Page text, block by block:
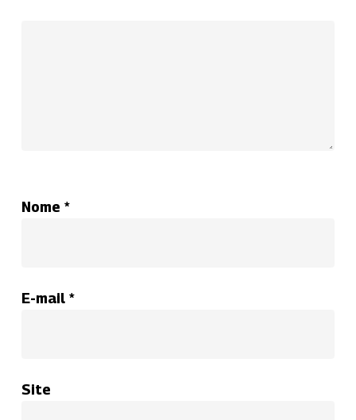
Nome *
E-mail *
Site